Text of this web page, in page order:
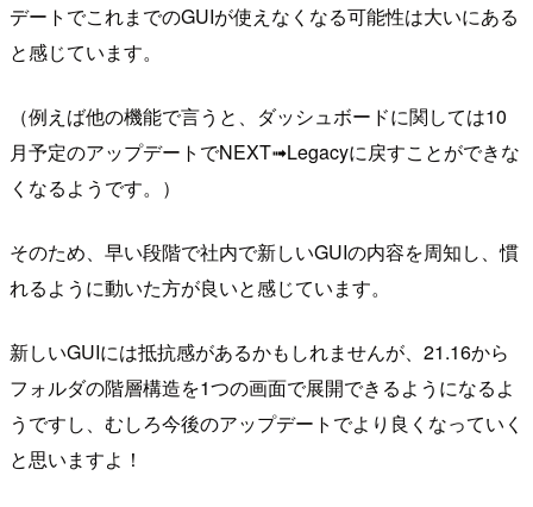
デートでこれまでのGUIが使えなくなる可能性は大いにある
と感じています。
（例えば他の機能で言うと、ダッシュボードに関しては10
月予定のアップデートでNEXT➟Legacyに戻すことができな
くなるようです。）
そのため、早い段階で社内で新しいGUIの内容を周知し、慣
れるように動いた方が良いと感じています。
新しいGUIには抵抗感があるかもしれませんが、21.16から
フォルダの階層構造を1つの画面で展開できるようになるよ
うですし、むしろ今後のアップデートでより良くなっていく
と思いますよ！